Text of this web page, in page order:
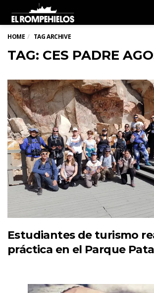
HOME TAG ARCHIVE
TAG: CES PADRE
Estudiantes de turismo
práctica en el Parque